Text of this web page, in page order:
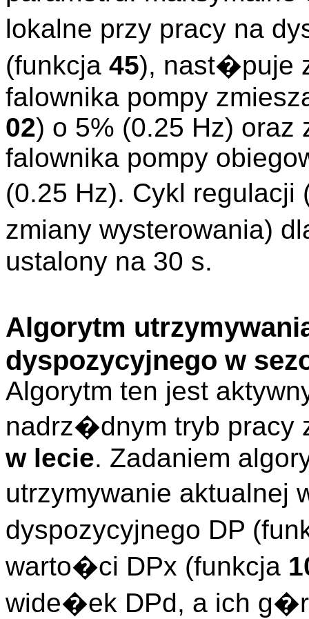
lokalne przy pracy na
(funkcja 45), nast�puje
falownika pompy
02) o 5% (0.25 Hz) oraz
falownika pompy
(0.25 Hz). Cykl
zmiany wysterowania)
ustalony na 30 s.
Algorytm
dyspozycyjnego w
Algorytm ten jest
nadrz�dnym tryb
w lecie. Zadaniem
utrzymywanie
dyspozycyjnego DP
warto�ci DPx (funkcja
wide�ek DPd, a ich